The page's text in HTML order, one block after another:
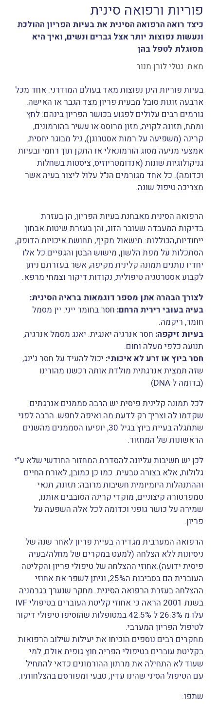
פוריות ורפואה סינית
כיצד רואה הרפואה הסינית את בעיות הפריון ההולכת
ונעשות נפוצות יותר אצל גברים ונשים, ואיך היא
מסוגלת לטפל בהן
מאת: נטלי לורן מנור
בעיות פוריות הינן נפוצות מאד בעולם המודרני. אחד מכל
ארבעה זוגות סובל מבעית פריון מצד הגבר או האישה.
גורמים רבים עלולים לפגוע בכושר הפריון בינהם: לחץ
ומתח, תזונה לקויה, מזון מרוסס או עשיר בהורמונים,
קרינה (משפיעה על רמות אסטרוגן), גיל מבוגר יחסית,
אמצעי מניעה מסוג הורמונאלי או התקן תוך רחמי ובעיות
גניקולוגיות שונות (אנדומטריוזיס, ציסטות בשחלות
וכדומה). כל אחד מגורמים הנ"ל עלול ליצור בעיה אשר
מצריכה טיפול שונה.
הרפואה הסינית מאבחנת בעיות הפריון, הן בעזרת
בדיקות המעבדה שעובר הזוג, והן בעזרת שיטות אבחון
ייחודיות,הכוללות: תישאול מקיף, תחושת איכויות הדופק,
הסתכלות על מפת הלשון, מישוש הבטן והגפיים.כל אלו
יחדיו נותנים תמונה קלינית מקיפה, אשר בעזרתם ניתן
לקבוע אסטרטגיה טיפולית, נקודות דיקור וצמחי מרפא.
לצורך הבהרה אתן מספר דוגמאות בראיה הסינית:
בעיה בעובי רירית הרחם: חסר בחומר ייני. יין מסמל
חומר, ריקמה.
בעיות זיקפה: חסר אנרגיה יאנגית. יאנג מסמל אנרגיה,
תנועה כלפי מעלה וחום.
חסר ביוץ או זרע לא איכותי: יכול להעיד על חסר ג'ינג,
שזה תמצית אנרגתית מולדת אותה רכשנו מהורינו
(בדומה ל DNA)
לכל תמונה קלינית פיסית יש הרבה סממנים אנרגתים
שקדמו לה וצריך רק לדעת מה ואיפה לחפש. הרבה לפני
שתתגלה בעיית ביוץ בגיל 30, יופיעו הסממנים מהשנים
הראשונות של המחזור.
לכן יש חשיבות עליונה להסדרת המחזור החודשי שלא ע"י
גלולות, אלא בצורה טבעית. כמו כן כמובן, לאורח החיים
וההתנהלות היומיומית חשיבות מרובה: תזונה, תנאי
טמפרטורה קיצוניים, מוקדי קרינה הסובבים אותנו,
שמירה על כושר גופני וכדומה לכל אלה השפעה על
פריון.
הרפואה המערבית מגדירה בעיית פריון לאחר שנה של
ניסיונות ללא הצלחה (למעט במקרים של מחלה/בעיה
פיסית ידועה).אחוזי ההצלחה של טיפולי פריון והקליטה
העוברית הם בסביבות ה25%, וניתן לשפר את אחוזי
ההצלחה בעזרת הרפואה הסינית. מחקר שנערך בגרמניה
בשנת 2001 הראה כי אחוזי קליטת העוברים בטיפולי IVF
עלו מ 26.3% ל 42.5% במטופלות שהוסיפו טיפולי דיקור
לטיפול הפריון המערבי.
מחקרים רבים נוספים הוכיחו את יעילות שילוב הרפואות
בקליטת עוברים בטיפולי הפריה חוץ גופית.אולם, למי
שעוד לא התחילה את מרתון ההורמונים כדאי להתחיל
עם הטיפול הסיני שהינו עדין, טבעי ומפורסם בהצלחותיו.
שתפו: